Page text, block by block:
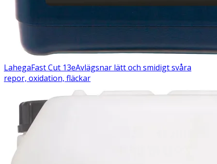
LahegaFast Cut 13eAvlägsnar lätt och smidigt svåra
repor, oxidation, fläckar